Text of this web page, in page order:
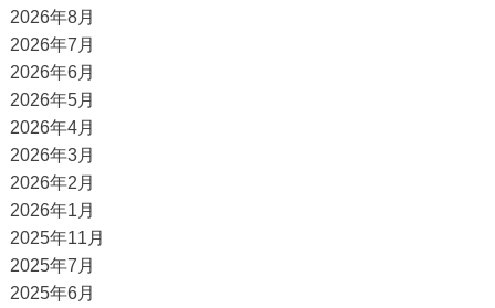
2026年8月
2026年7月
2026年6月
2026年5月
2026年4月
2026年3月
2026年2月
2026年1月
2025年11月
2025年7月
2025年6月